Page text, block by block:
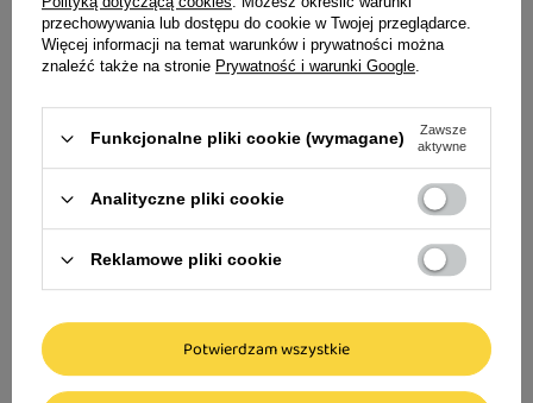
małych ras dzik i jagnięcina
10 x 100 g
42,70 zł
Karma mokra dla psów
małych ras cielęcina i serca
z kaczki 10 x 100 g
42,70 zł
przechowywania lub dostępu do cookie w Twojej przeglądarce.
Więcej informacji na temat warunków i prywatności można
znaleźć także na stronie Prywatność i warunki Google.
Funkcjonalne pliki cookie (wymagane)
Zawsze
aktywne
Analityczne pliki cookie
Reklamowe pliki cookie
Potwierdzam wszystkie